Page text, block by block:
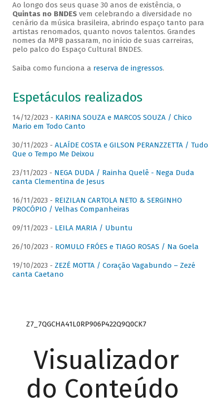
Ao longo dos seus quase 30 anos de existência, o
Quintas no BNDESvem celebrando a diversidade no
cenário da música brasileira, abrindo espaço tanto para
artistas renomados, quanto novos talentos. Grandes
nomes da MPB passaram, no início de suas carreiras,
pelo palco do Espaço Cultural BNDES.
Saiba como funciona a reserva de ingressos.
Espetáculos realizados
14/12/2023 - KARINA SOUZA e MARCOS SOUZA / Chico
Mario em Todo Canto
30/11/2023 - ALAÍDE COSTA e GILSON PERANZZETTA / Tudo
Que o Tempo Me Deixou
23/11/2023 - NEGA DUDA / Rainha Quelê - Nega Duda
canta Clementina de Jesus
16/11/2023 - REIZILAN CARTOLA NETO & SERGINHO
PROCÓPIO / Velhas Companheiras
09/11/2023 - LEILA MARIA / Ubuntu
26/10/2023 - ROMULO FRÓES e TIAGO ROSAS / Na Goela
19/10/2023 - ZEZÉ MOTTA / Coração Vagabundo – Zezé
canta Caetano
Z7_7QGCHA41L0RP906P422Q9Q0CK7
Visualizador
do Conteúdo